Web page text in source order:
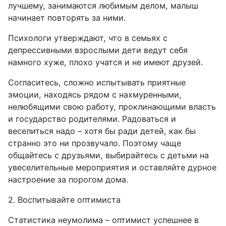
лучшему, занимаются любимым делом, малыш
начинает повторять за ними.
Психологи утверждают, что в семьях с
депрессивными взрослыми дети ведут себя
намного хуже, плохо учатся и не имеют друзей.
Согласитесь, сложно испытывать приятные
эмоции, находясь рядом с нахмуренными,
нелюбящими свою работу, проклинающими власть
и государство родителями. Радоваться и
веселиться надо – хотя бы ради детей, как бы
странно это ни прозвучало. Поэтому чаще
общайтесь с друзьями, выбирайтесь с детьми на
увеселительные мероприятия и оставляйте дурное
настроение за порогом дома.
2. Воспитывайте оптимиста
Статистика неумолима – оптимист успешнее в